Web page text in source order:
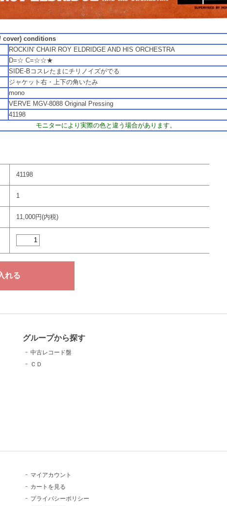
cover) conditions
ROCKIN' CHAIR ROY ELDRIDGE AND HIS ORCHESTRA
D=☆ C=☆☆★
SIDE-Bコスレたまにチリノイズがでる
ジャケット右・上下の角いたみ
mono
VERVE MGV-8088 Original Pressing
41198
モニターにより実際の色と違う場合があります。
41198
1
11,000円(内税)
グループから探す
中古レコード盤
ＣＤ
マイアカウント
カートを見る
プライバシーポリシー